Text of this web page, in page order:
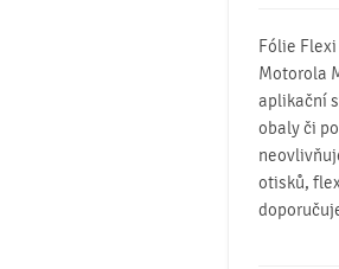
Fólie
Motorola
aplikační
obaly či
otisků,